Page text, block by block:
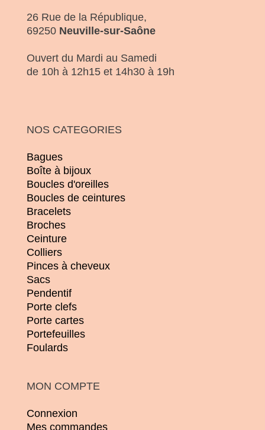
26 Rue de la République,
69250 Neuville-sur-Saône
Ouvert du Mardi au Samedi
de 10h à 12h15 et 14h30 à 19h
NOS CATEGORIES
Bagues
Boîte à bijoux
Boucles d'oreilles
Boucles de ceintures
Bracelets
Broches
Ceinture
Colliers
Pinces à cheveux
Sacs
Pendentif
Porte clefs
Porte cartes
Portefeuilles
Foulards
MON COMPTE
Connexion
Mes commandes